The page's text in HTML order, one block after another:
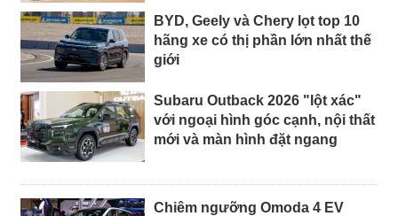
BYD, Geely và Chery lọt top 10
hãng xe có thị phần lớn nhất thế
giới
Subaru Outback 2026 "lột xác"
với ngoại hình góc cạnh, nội thất
mới và màn hình đặt ngang
Chiêm ngưỡng Omoda 4 EV